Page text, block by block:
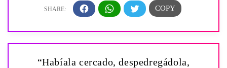
“Habíala cercado, despedregádola,